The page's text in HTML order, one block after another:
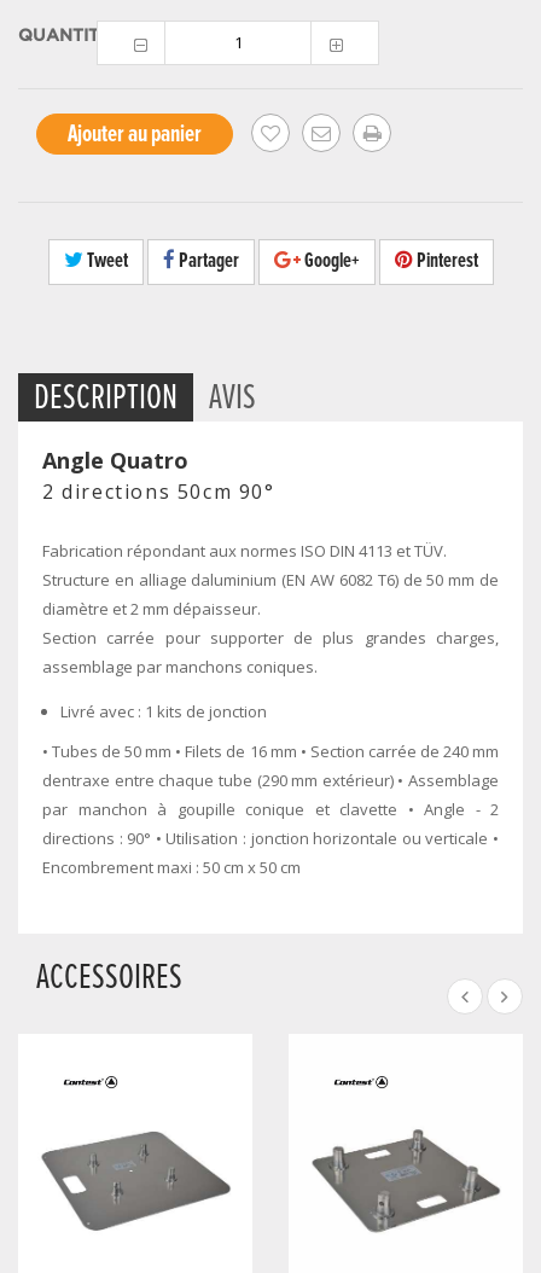
QUANTITÉ
Ajouter au panier
Tweet Partager Google+ Pinterest
DESCRIPTION AVIS
Angle Quatro
2 directions 50cm 90°
Fabrication répondant aux normes ISO DIN 4113 et TÜV.
Structure en alliage daluminium (EN AW 6082 T6) de 50 mm de
diamètre et 2 mm dépaisseur.
Section carrée pour supporter de plus grandes charges,
assemblage par manchons coniques.
Livré avec : 1 kits de jonction
• Tubes de 50 mm • Filets de 16 mm • Section carrée de 240 mm
dentraxe entre chaque tube (290 mm extérieur) • Assemblage
par manchon à goupille conique et clavette • Angle - 2
directions : 90° • Utilisation : jonction horizontale ou verticale •
Encombrement maxi : 50 cm x 50 cm
ACCESSOIRES